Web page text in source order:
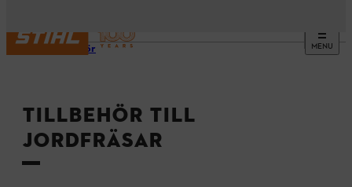
MENU
Tillbehör
TILLBEHÖR TILL
JORDFRÄSAR